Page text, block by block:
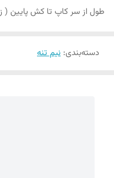
طول از سر کاپ تا کش پایین ( زیر سینه )
دسته‌بندی: نیم تنه